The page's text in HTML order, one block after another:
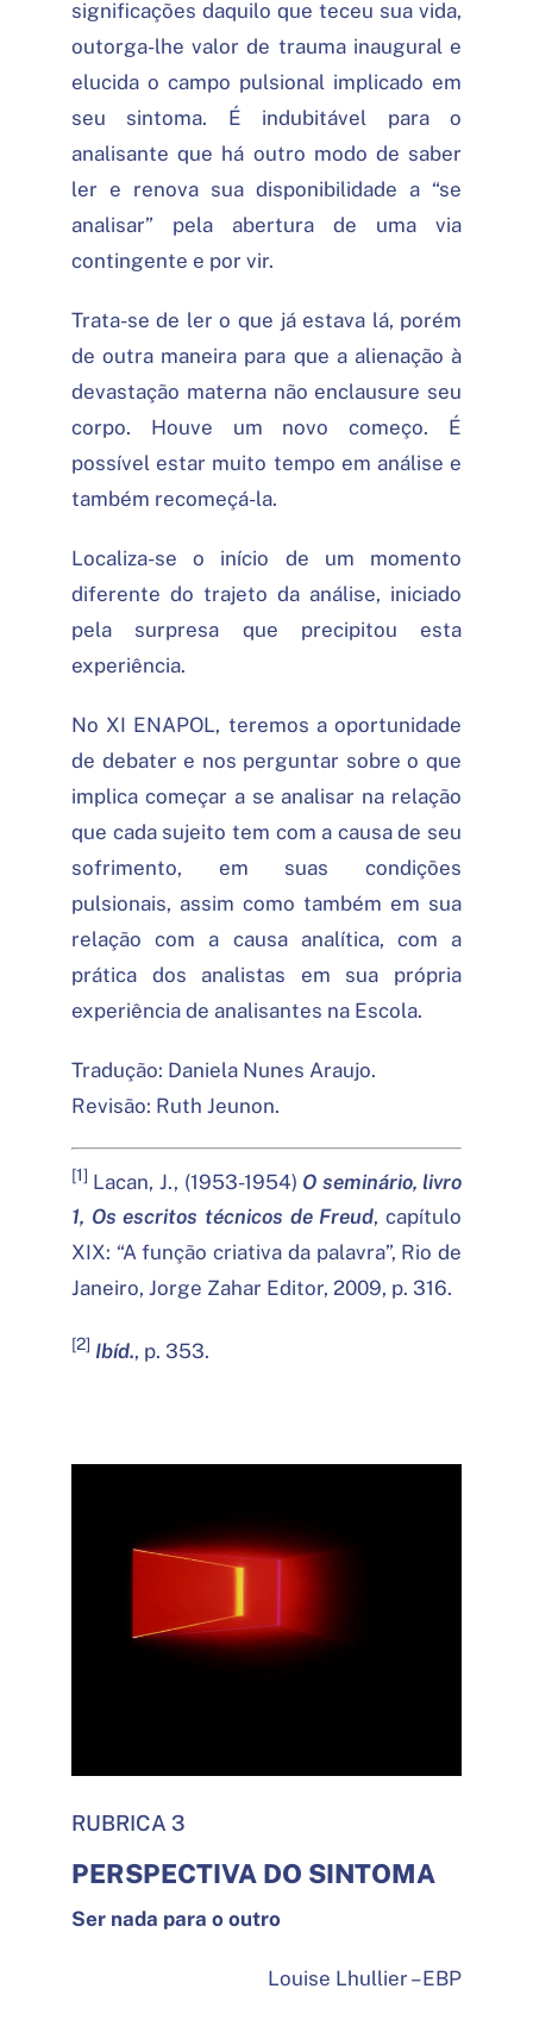
significações daquilo que teceu sua vida,
outorga-lhe valor de trauma inaugural e
elucida o campo pulsional implicado em
seu sintoma. É indubitável para o
analisante que há outro modo de saber
ler e renova sua disponibilidade a “se
analisar” pela abertura de uma via
contingente e por vir.
Trata-se de ler o que já estava lá, porém
de outra maneira para que a alienação à
devastação materna não enclausure seu
corpo. Houve um novo começo. É
possível estar muito tempo em análise e
também recomeçá-la.
Localiza-se o início de um momento
diferente do trajeto da análise, iniciado
pela surpresa que precipitou esta
experiência.
No XI ENAPOL, teremos a oportunidade
de debater e nos perguntar sobre o que
implica começar a se analisar na relação
que cada sujeito tem com a causa de seu
sofrimento, em suas condições
pulsionais, assim como também em sua
relação com a causa analítica, com a
prática dos analistas em sua própria
experiência de analisantes na Escola.
Tradução: Daniela Nunes Araujo.
Revisão: Ruth Jeunon.
[1] Lacan, J., (1953-1954) O seminário, livro
1, Os escritos técnicos de Freud, capítulo
XIX: “A função criativa da palavra”, Rio de
Janeiro, Jorge Zahar Editor, 2009, p. 316.
[2] Ibíd., p. 353.
RUBRICA 3
PERSPECTIVA DO SINTOMA
Ser nada para o outro
Louise Lhullier – EBP